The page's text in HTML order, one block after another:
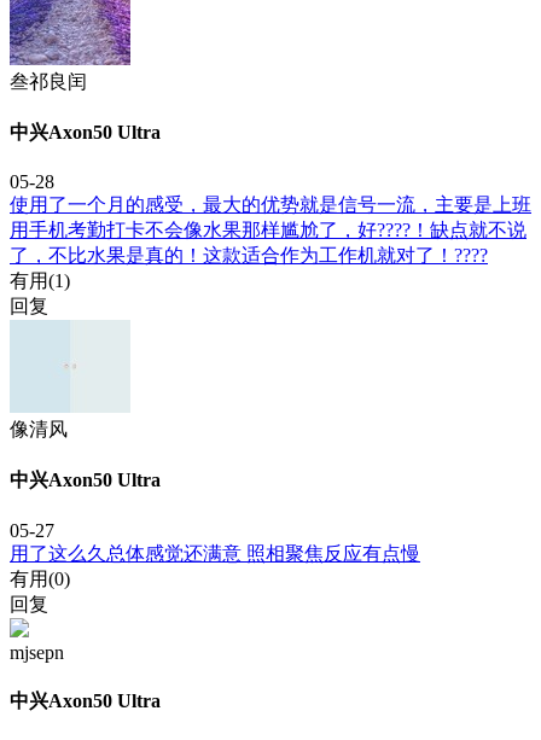
叁祁良闰
中兴Axon50 Ultra
05-28
使用了一个月的感受，最大的优势就是信号一流，主要是上班
用手机考勤打卡不会像水果那样尴尬了，好????！缺点就不说
了，不比水果是真的！这款适合作为工作机就对了！????
有用(1)
回复
像清风
中兴Axon50 Ultra
05-27
用了这么久总体感觉还满意 照相聚焦反应有点慢
有用(0)
回复
mjsepn
中兴Axon50 Ultra